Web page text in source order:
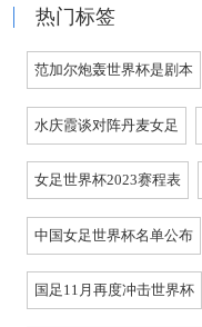
热门标签
范加尔炮轰世界杯是剧本
水庆霞谈对阵丹麦女足
女足世界杯2023赛程表
中国女足世界杯名单公布
国足11月再度冲击世界杯